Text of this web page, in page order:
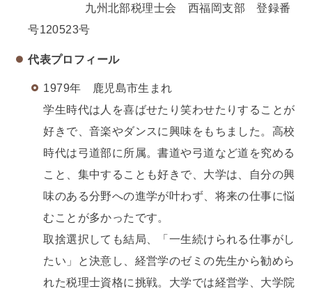
九州北部税理士会 西福岡支部 登録番
号120523号
代表プロフィール
1979年 鹿児島市生まれ
学生時代は人を喜ばせたり笑わせたりすることが
好きで、音楽やダンスに興味をもちました。高校
時代は弓道部に所属。書道や弓道など道を究める
こと、集中することも好きで、大学は、自分の興
味のある分野への進学が叶わず、将来の仕事に悩
むことが多かったです。
取捨選択しても結局、「一生続けられる仕事がし
たい」と決意し、経営学のゼミの先生から勧めら
れた税理士資格に挑戦。大学では経営学、大学院